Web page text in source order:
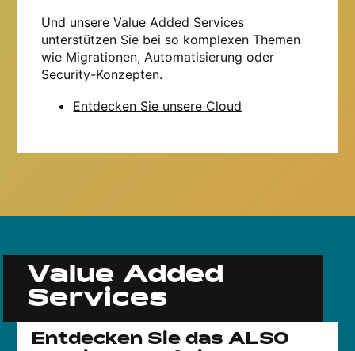
Und unsere Value Added Services
unterstützen Sie bei so komplexen Themen
wie Migrationen, Automatisierung oder
Security-Konzepten.
Entdecken Sie unsere Cloud
Value Added
Services
Entdecken Sie das ALSO